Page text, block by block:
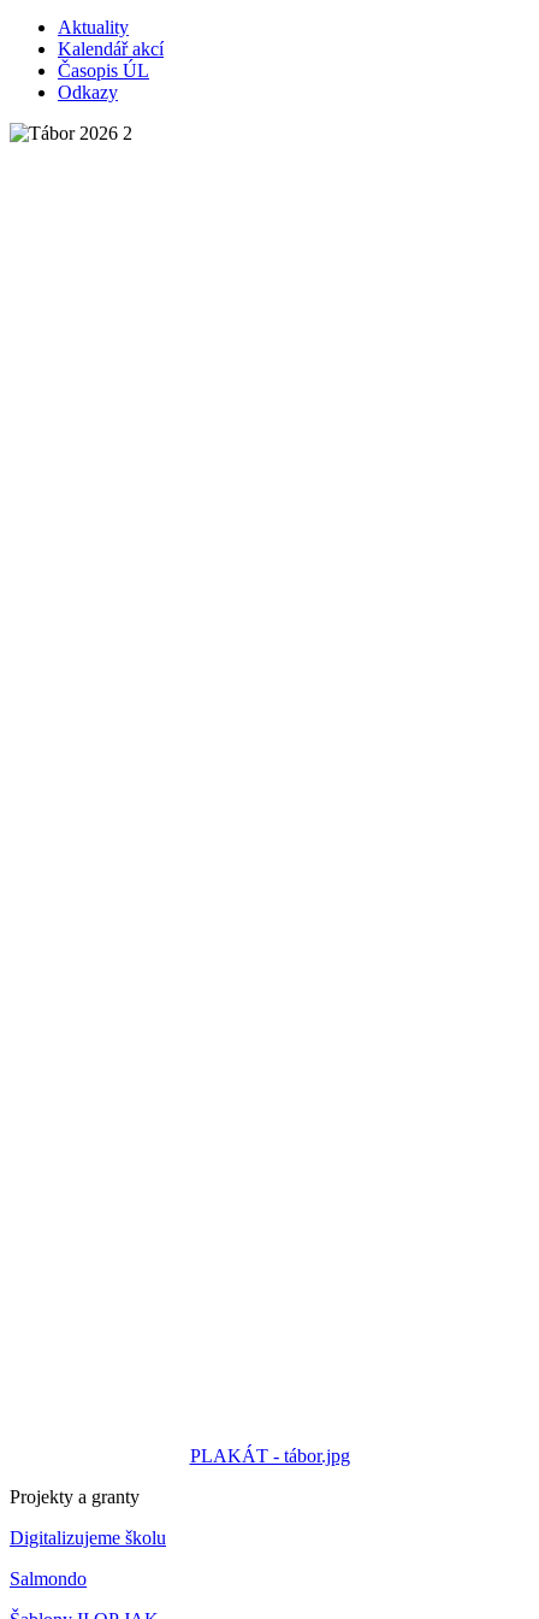
Aktuality
Kalendář akcí
Časopis ÚL
Odkazy
PLAKÁT - tábor.jpg
Projekty a granty
Digitalizujeme školu
Salmondo